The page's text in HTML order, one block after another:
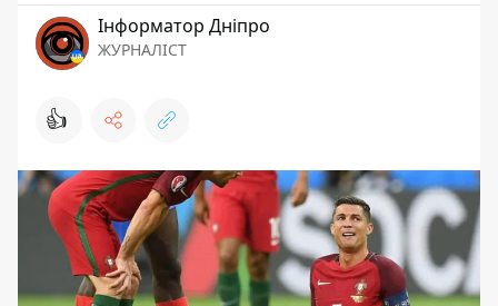
Інформатор Дніпро
ЖУРНАЛІСТ
👍